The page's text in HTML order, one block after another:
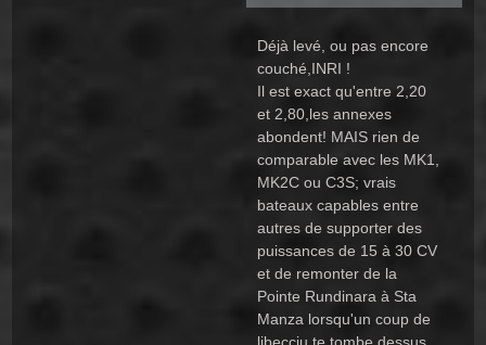
Déjà levé, ou pas encore
couché,INRI !
Il est exact qu'entre 2,20
et 2,80,les annexes
abondent! MAIS rien de
comparable avec les MK1,
MK2C ou C3S; vrais
bateaux capables entre
autres de supporter des
puissances de 15 à 30 CV
et de remonter de la
Pointe Rundinara à Sta
Manza lorsqu'un coup de
libecciu te tombe dessus